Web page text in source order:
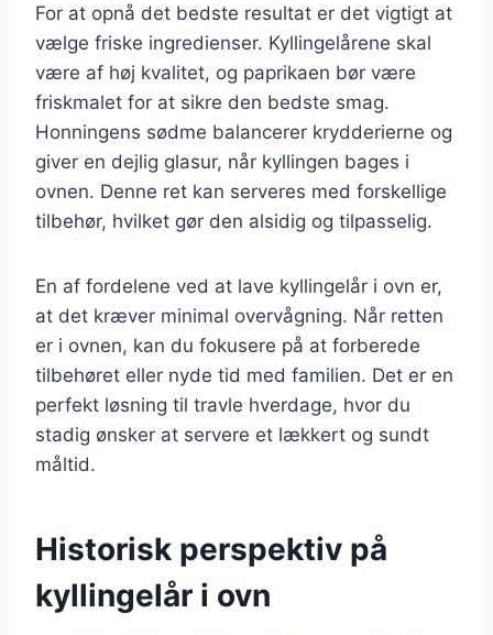
For at opnå det bedste resultat er det vigtigt at
vælge friske ingredienser. Kyllingelårene skal
være af høj kvalitet, og paprikaen bør være
friskmalet for at sikre den bedste smag.
Honningens sødme balancerer krydderierne og
giver en dejlig glasur, når kyllingen bages i
ovnen. Denne ret kan serveres med forskellige
tilbehør, hvilket gør den alsidig og tilpasselig.
En af fordelene ved at lave kyllingelår i ovn er,
at det kræver minimal overvågning. Når retten
er i ovnen, kan du fokusere på at forberede
tilbehøret eller nyde tid med familien. Det er en
perfekt løsning til travle hverdage, hvor du
stadig ønsker at servere et lækkert og sundt
måltid.
Historisk perspektiv på
kyllingelår i ovn